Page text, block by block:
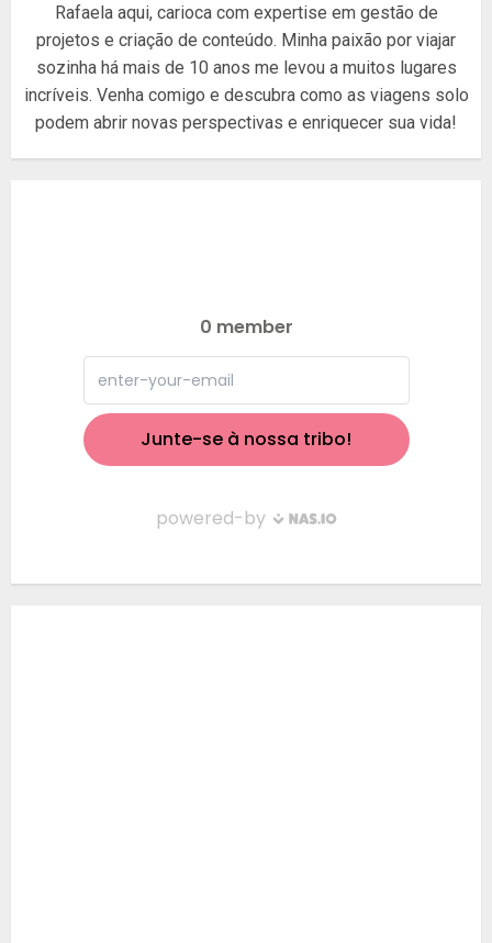
Rafaela aqui, carioca com expertise em gestão de
projetos e criação de conteúdo. Minha paixão por viajar
sozinha há mais de 10 anos me levou a muitos lugares
incríveis. Venha comigo e descubra como as viagens solo
podem abrir novas perspectivas e enriquecer sua vida!